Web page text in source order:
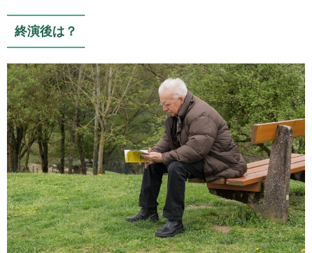
終演後は？